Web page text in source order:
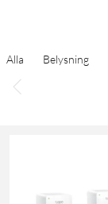
Alla Belysning